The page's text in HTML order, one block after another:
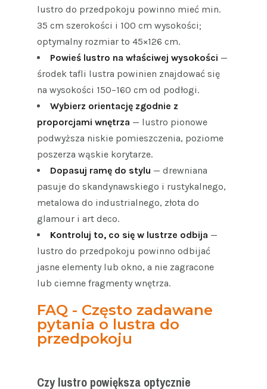
lustro do przedpokoju powinno mieć min.
35 cm szerokości i 100 cm wysokości;
optymalny rozmiar to 45×126 cm.
Powieś lustro na właściwej wysokości —
środek tafli lustra powinien znajdować się
na wysokości 150–160 cm od podłogi.
Wybierz orientację zgodnie z
proporcjami wnętrza — lustro pionowe
podwyższa niskie pomieszczenia, poziome
poszerza wąskie korytarze.
Dopasuj ramę do stylu — drewniana
pasuje do skandynawskiego i rustykalnego,
metalowa do industrialnego, złota do
glamour i art deco.
Kontroluj to, co się w lustrze odbija —
lustro do przedpokoju powinno odbijać
jasne elementy lub okno, a nie zagracone
lub ciemne fragmenty wnętrza.
FAQ - Często zadawane
pytania o lustra do
przedpokoju
Czy lustro powiększa optycznie